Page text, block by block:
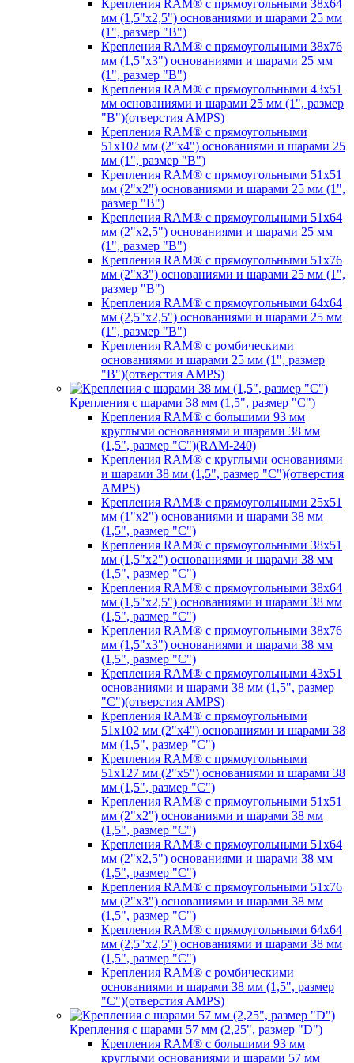
Крепления RAM® с прямоугольными 38х64
мм (1,5"х2,5") основаниями и шарами 25 мм
(1", размер "B")
Крепления RAM® с прямоугольными 38х76
мм (1,5"х3") основаниями и шарами 25 мм
(1", размер "B")
Крепления RAM® с прямоугольными 43x51
мм основаниями и шарами 25 мм (1", размер
"B")(отверстия AMPS)
Крепления RAM® с прямоугольными
51х102 мм (2"х4") основаниями и шарами 25
мм (1", размер "B")
Крепления RAM® с прямоугольными 51х51
мм (2"х2") основаниями и шарами 25 мм (1",
размер "B")
Крепления RAM® с прямоугольными 51х64
мм (2"х2,5") основаниями и шарами 25 мм
(1", размер "B")
Крепления RAM® с прямоугольными 51х76
мм (2"х3") основаниями и шарами 25 мм (1",
размер "B")
Крепления RAM® с прямоугольными 64х64
мм (2,5"х2,5") основаниями и шарами 25 мм
(1", размер "B")
Крепления RAM® с ромбическими
основаниями и шарами 25 мм (1", размер
"B")(отверстия AMPS)
Крепления с шарами 38 мм (1,5", размер "C")
Крепления RAM® с большими 93 мм
круглыми основаниями и шарами 38 мм
(1,5", размер "C")(RAM-240)
Крепления RAM® с круглыми основаниями
и шарами 38 мм (1,5", размер "C")(отверстия
AMPS)
Крепления RAM® с прямоугольными 25х51
мм (1"х2") основаниями и шарами 38 мм
(1,5", размер "C")
Крепления RAM® с прямоугольными 38х51
мм (1,5"х2") основаниями и шарами 38 мм
(1,5", размер "C")
Крепления RAM® с прямоугольными 38х64
мм (1,5"х2,5") основаниями и шарами 38 мм
(1,5", размер "C")
Крепления RAM® с прямоугольными 38х76
мм (1,5"х3") основаниями и шарами 38 мм
(1,5", размер "C")
Крепления RAM® с прямоугольными 43х51
основаниями и шарами 38 мм (1,5", размер
"C")(отверстия AMPS)
Крепления RAM® с прямоугольными
51х102 мм (2"х4") основаниями и шарами 38
мм (1,5", размер "C")
Крепления RAM® с прямоугольными
51х127 мм (2"х5") основаниями и шарами 38
мм (1,5", размер "C")
Крепления RAM® с прямоугольными 51х51
мм (2"х2") основаниями и шарами 38 мм
(1,5", размер "C")
Крепления RAM® с прямоугольными 51х64
мм (2"х2,5") основаниями и шарами 38 мм
(1,5", размер "C")
Крепления RAM® с прямоугольными 51х76
мм (2"х3") основаниями и шарами 38 мм
(1,5", размер "C")
Крепления RAM® с прямоугольными 64х64
мм (2,5"х2,5") основаниями и шарами 38 мм
(1,5", размер "C")
Крепления RAM® с ромбическими
основаниями и шарами 38 мм (1,5", размер
"C")(отверстия AMPS)
Крепления с шарами 57 мм (2,25", размер "D")
Крепления RAM® с большими 93 мм
круглыми основаниями и шарами 57 мм